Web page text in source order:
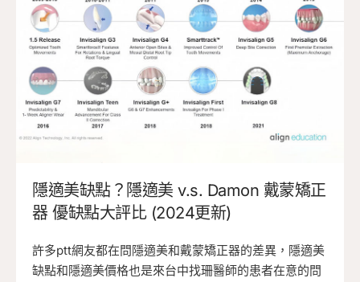
隱適美缺點？隱適美 v.s. Damon 戴蒙矯正
器 優缺點大評比 (2024更新)
許多ptt網友都在問隱適美和戴蒙矯正器的差異，隱適美
缺點和隱適美價格也是來台中找珊醫師的患者在意的問